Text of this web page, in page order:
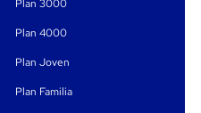
Plan 3000
Plan 4000
Plan Joven
Plan Familia